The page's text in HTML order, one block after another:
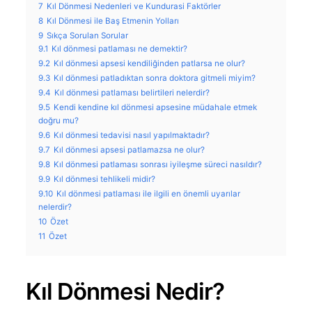
7 Kıl Dönmesi Nedenleri ve Kundurasi Faktörler
8 Kıl Dönmesi ile Baş Etmenin Yolları
9 Sıkça Sorulan Sorular
9.1 Kıl dönmesi patlaması ne demektir?
9.2 Kıl dönmesi apsesi kendiliğinden patlarsa ne olur?
9.3 Kıl dönmesi patladıktan sonra doktora gitmeli miyim?
9.4 Kıl dönmesi patlaması belirtileri nelerdir?
9.5 Kendi kendine kıl dönmesi apsesine müdahale etmek
doğru mu?
9.6 Kıl dönmesi tedavisi nasıl yapılmaktadır?
9.7 Kıl dönmesi apsesi patlamazsa ne olur?
9.8 Kıl dönmesi patlaması sonrası iyileşme süreci nasıldır?
9.9 Kıl dönmesi tehlikeli midir?
9.10 Kıl dönmesi patlaması ile ilgili en önemli uyarılar
nelerdir?
10 Özet
11 Özet
Kıl Dönmesi Nedir?